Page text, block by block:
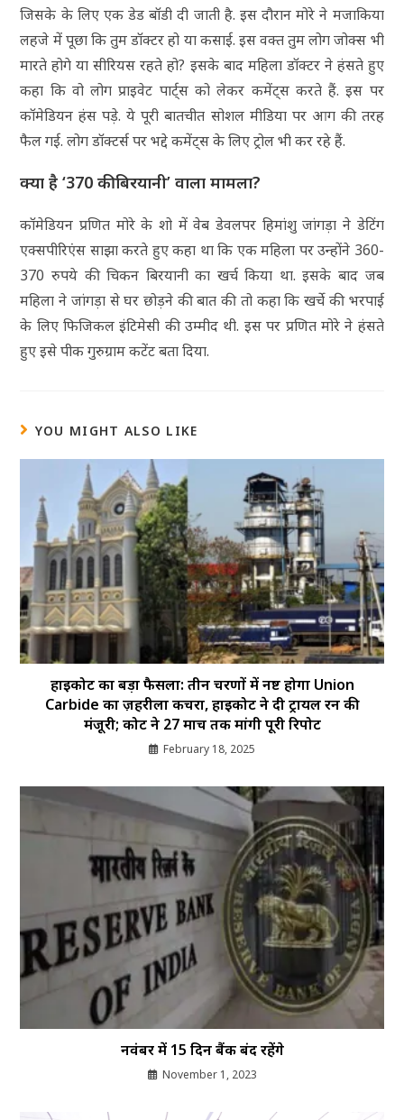
जिसके के लिए एक डेड बॉडी दी जाती है. इस दौरान मोरे ने मजाकिया
लहजे में पूछा कि तुम डॉक्टर हो या कसाई. इस वक्त तुम लोग जोक्स भी
मारते होगे या सीरियस रहते हो? इसके बाद महिला डॉक्टर ने हंसते हुए
कहा कि वो लोग प्राइवेट पार्ट्स को लेकर कमेंट्स करते हैं. इस पर
कॉमेडियन हंस पड़े. ये पूरी बातचीत सोशल मीडिया पर आग की तरह
फैल गई. लोग डॉक्टर्स पर भद्दे कमेंट्स के लिए ट्रोल भी कर रहे हैं.
क्या है ‘370 की बिरयानी’ वाला मामला?
कॉमेडियन प्रणित मोरे के शो में वेब डेवलपर हिमांशु जांगड़ा ने डेटिंग
एक्सपीरिएंस साझा करते हुए कहा था कि एक महिला पर उन्होंने 360-
370 रुपये की चिकन बिरयानी का खर्च किया था. इसके बाद जब
महिला ने जांगड़ा से घर छोड़ने की बात की तो कहा कि खर्चे की भरपाई
के लिए फिजिकल इंटिमेसी की उम्मीद थी. इस पर प्रणित मोरे ने हंसते
हुए इसे पीक गुरुग्राम कटेंट बता दिया.
YOU MIGHT ALSO LIKE
हाईकोर्ट का बड़ा फैसला: तीन चरणों में नष्ट होगा Union
Carbide का ज़हरीला कचरा, हाईकोर्ट ने दी ट्रायल रन की
मंजूरी; कोर्ट ने 27 मार्च तक मांगी पूरी रिपोर्ट
February 18, 2025
नवंबर में 15 दिन बैंक बंद रहेंगे
November 1, 2023